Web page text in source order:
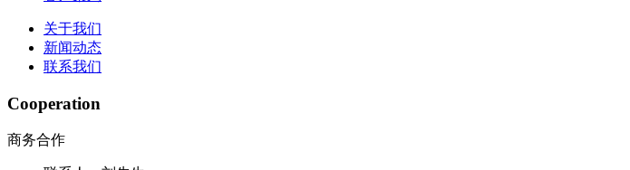
关于我们
新闻动态
联系我们
Cooperation
商务合作